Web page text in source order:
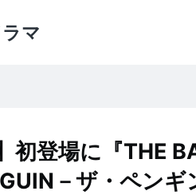
マ
初登場に『THE
－ザ・ペンギ